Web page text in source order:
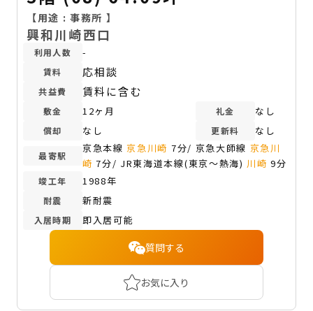
【用途 :事務所 】
興和川崎西口
利用人数 -
賃料 応相談
共益費 賃料に含む
敷金 12ヶ月 礼金 なし
償却 なし 更新料 なし
最寄駅
京急本線 京急川崎 7分/ 京急大師線 京急川
崎 7分/ JR東海道本線(東京～熱海) 川崎 9分
竣工年 1988年
耐震 新耐震
入居時期 即入居可能
質問する
お気に入り